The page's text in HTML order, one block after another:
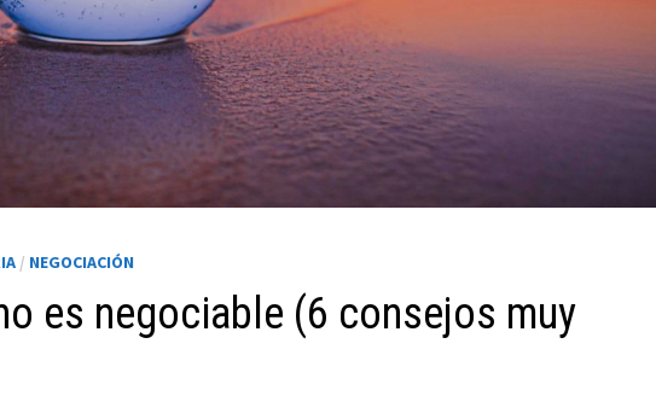
/ NEGOCIACIÓN
es negociable (6 consejos muy